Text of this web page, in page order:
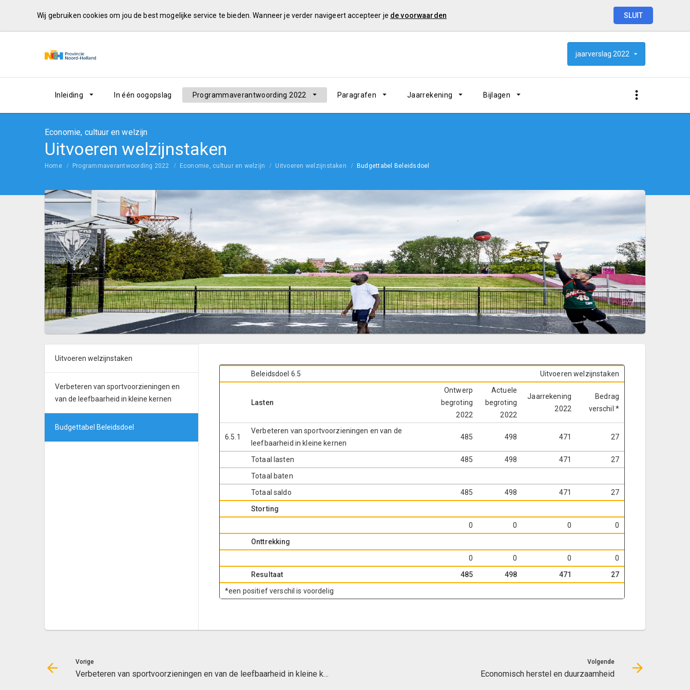
Wij gebruiken cookies om jou de best mogelijke service te bieden. Wanneer je verder navigeert accepteer je de voorwaarden SLUIT
jaarverslag 2022
Inleiding In één oogopslag Programmaverantwoording 2022 Paragrafen Jaarrekening Bijlagen
Economie, cultuur en welzijn
Uitvoeren welzijnstaken
Home Programmaverantwoording 2022 Economie, cultuur en welzijn Uitvoeren welzijnstaken Budgettabel Beleidsdoel
Uitvoeren welzijnstaken
Verbeteren van sportvoorzieningen en
van de leefbaarheid in kleine kernen
Budgettabel Beleidsdoel
Beleidsdoel 6.5 Uitvoeren welzijnstaken
Lasten
Ontwerp
begroting
2022
Actuele
begroting
2022
Jaarrekening
2022
Bedrag
verschil *
6.5.1
Verbeteren van sportvoorzieningen en van de
leefbaarheid in kleine kernen
485 498 471 27
Totaal lasten 485 498 471
27
Totaal baten
Totaal saldo
485 498 471
27
Storting
0
0 0
0
Onttrekking
0
0 0
0
Resultaat
485 498 471
27
*een positief verschil is voordelig
Vorige
Verbeteren van sportvoorzieningen en van de leefbaarheid in kleine kernen
Volgende
Economisch herstel en duurzaamheid